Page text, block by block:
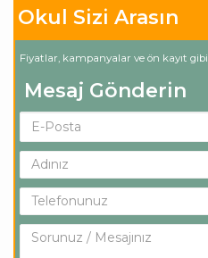
Okul Sizi Arasın
Fiyatlar, kampanyalar ve ön kayıt gibi
Mesaj Gönderin